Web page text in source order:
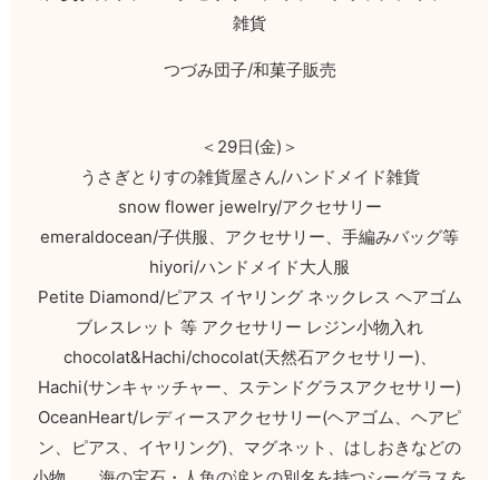
雑貨
つづみ団子/和菓子販売
＜29日(金)＞
うさぎとりすの雑貨屋さん/ハンドメイド雑貨
snow flower jewelry/アクセサリー
emeraldocean/子供服、アクセサリー、手編みバッグ等
hiyori/ハンドメイド大人服
Petite Diamond/ピアス イヤリング ネックレス ヘアゴム
ブレスレット 等 アクセサリー レジン小物入れ
chocolat&Hachi/chocolat(天然石アクセサリー)、
Hachi(サンキャッチャー、ステンドグラスアクセサリー)
OceanHeart/レディースアクセサリー(ヘアゴム、ヘアピ
ン、ピアス、イヤリング)、マグネット、はしおきなどの